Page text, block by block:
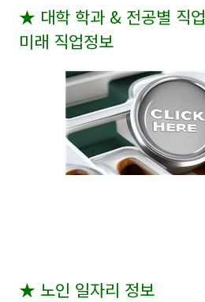
★ 대학 학과 & 전공별 직업
미래 직업정보
★ 노인 일자리 정보